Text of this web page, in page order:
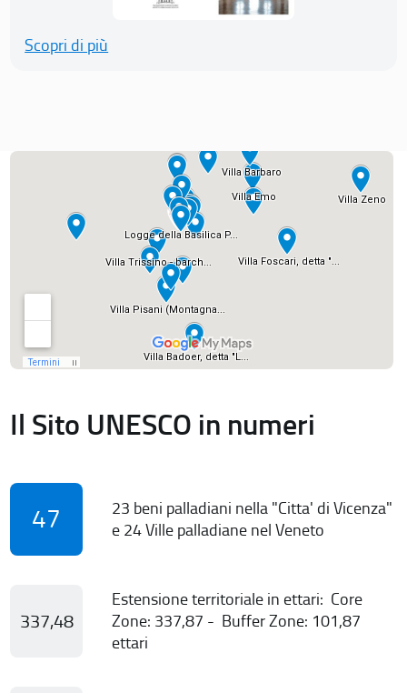
Scopri di più
Il Sito UNESCO in numeri
47
23 beni palladiani nella "Citta' di Vicenza"
e 24 Ville palladiane nel Veneto
337,48
Estensione territoriale in ettari: Core
Zone: 337,87 - Buffer Zone: 101,87
ettari